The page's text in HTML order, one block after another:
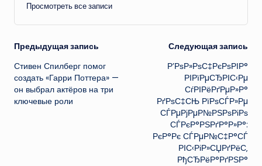
Просмотреть все записи
Навигация
записи
Предыдущая запись
Стивен Спилберг помог
создать «Гарри Поттера» —
он выбрал актёров на три
ключевые роли
Следующая запись
Р’РѕР»РѕС‡РєРѕРІР°
РІРїРµСЂРІС‹Рµ
СѓРІРёРґРµР»Р°
РґРѕС‡СЊ РїРѕСЃР»Рµ
СЃРµРјРµР№РЅРѕРіРѕ
СЃРєР°РЅРґР°Р»Р°:
РєР°Рє СЃРµР№С‡Р°СЃ
РІС‹РіР»СЏРґРёС‚
РђСЂРёР°РґРЅР°